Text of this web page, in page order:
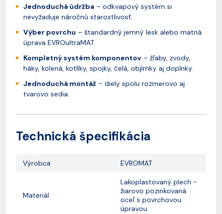
Jednoduchá údržba – odkvapový systém si
nevyžaduje náročnú starostlivosť.
Výber povrchu – štandardný jemný lesk alebo matná
úprava EVROultraMAT.
Kompletný systém komponentov – žľaby, zvody,
háky, kolená, kotlíky, spojky, čelá, objímky aj doplnky.
Jednoduchá montáž – diely spolu rozmerovo aj
tvarovo sedia.
Technická špecifikácia
Výrobca EVROMAT
Materiál
Lakoplastovaný plech -
žiarovo pozinkovaná
oceľ s povrchovou
úpravou